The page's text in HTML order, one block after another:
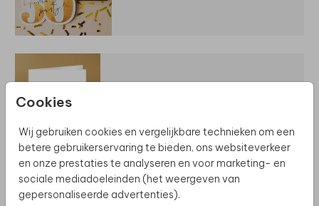
Cookies
Wij gebruiken cookies en vergelijkbare technieken om een
betere gebruikerservaring te bieden, ons websiteverkeer
en onze prestaties te analyseren en voor marketing- en
sociale mediadoeleinden (het weergeven van
gepersonaliseerde advertenties).MOOI VERSTUREN